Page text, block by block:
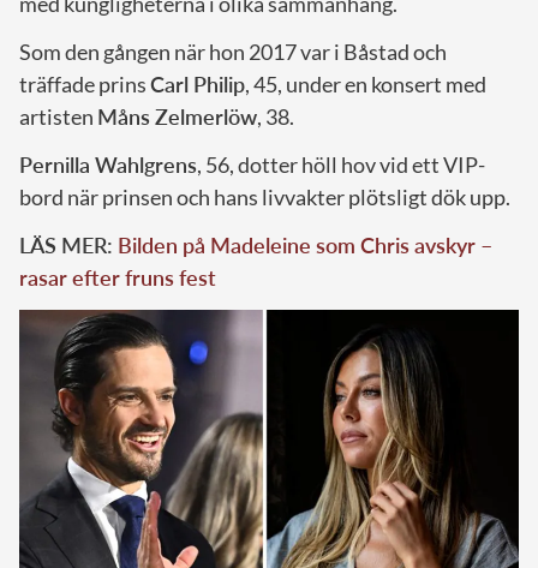
Som den gången när hon 2017 var i Båstad och
träffade prinsCarl Philip, 45, under en konsert med
artisten Måns Zelmerlöw, 38.
Pernilla Wahlgrens, 56, dotter höll hov vid ett VIP-
bord när prinsen och hans livvakter plötsligt dök upp.
LÄS MER: Bilden på Madeleine som Chris avskyr –
rasar efter fruns fest